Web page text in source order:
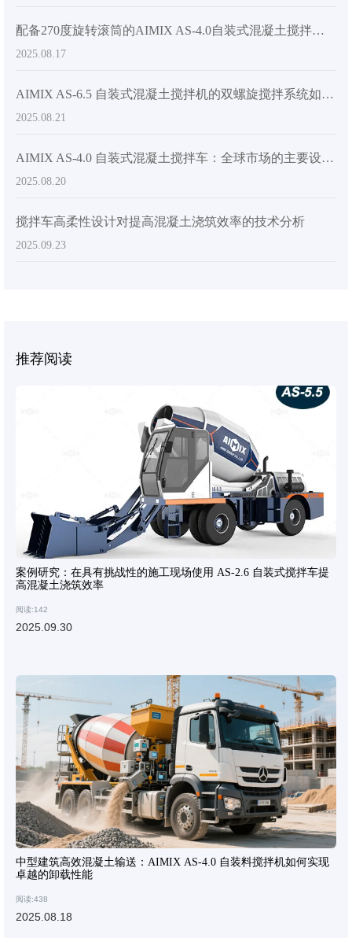
配备270度旋转滚筒的AIMIX AS-4.0自装式混凝土搅拌车提升卸料效率的实用指南
2025.08.17
AIMIX AS-6.5 自装式混凝土搅拌机的双螺旋搅拌系统如何提高大型建筑项目的效率
2025.08.21
AIMIX AS-4.0 自装式混凝土搅拌车：全球市场的主要设计特点和竞争优势
2025.08.20
搅拌车高柔性设计对提高混凝土浇筑效率的技术分析
2025.09.23
推荐阅读
案例研究：在具有挑战性的施工现场使用 AS-2.6 自装式搅拌车提
高混凝土浇筑效率
阅读:142
2025.09.30
中型建筑高效混凝土输送：AIMIX AS-4.0 自装料搅拌机如何实现
卓越的卸载性能
阅读:438
2025.08.18